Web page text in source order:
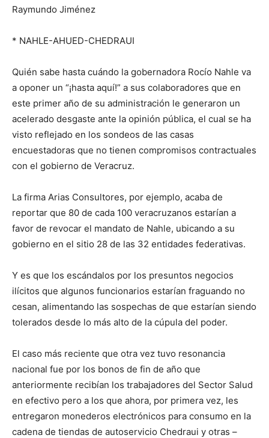
Raymundo Jiménez
* NAHLE-AHUED-CHEDRAUI
Quién sabe hasta cuándo la gobernadora Rocío Nahle va
a oponer un “¡hasta aquí!” a sus colaboradores que en
este primer año de su administración le generaron un
acelerado desgaste ante la opinión pública, el cual se ha
visto reflejado en los sondeos de las casas
encuestadoras que no tienen compromisos contractuales
con el gobierno de Veracruz.
La firma Arias Consultores, por ejemplo, acaba de
reportar que 80 de cada 100 veracruzanos estarían a
favor de revocar el mandato de Nahle, ubicando a su
gobierno en el sitio 28 de las 32 entidades federativas.
Y es que los escándalos por los presuntos negocios
ilícitos que algunos funcionarios estarían fraguando no
cesan, alimentando las sospechas de que estarían siendo
tolerados desde lo más alto de la cúpula del poder.
El caso más reciente que otra vez tuvo resonancia
nacional fue por los bonos de fin de año que
anteriormente recibían los trabajadores del Sector Salud
en efectivo pero a los que ahora, por primera vez, les
entregaron monederos electrónicos para consumo en la
cadena de tiendas de autoservicio Chedraui y otras –